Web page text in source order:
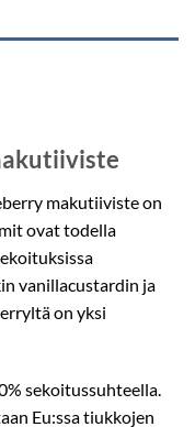
makutiiviste on
ovat todella
vanillacustardin ja
on yksi
sekoitussuhteella.
Eu:ssa tiukkojen